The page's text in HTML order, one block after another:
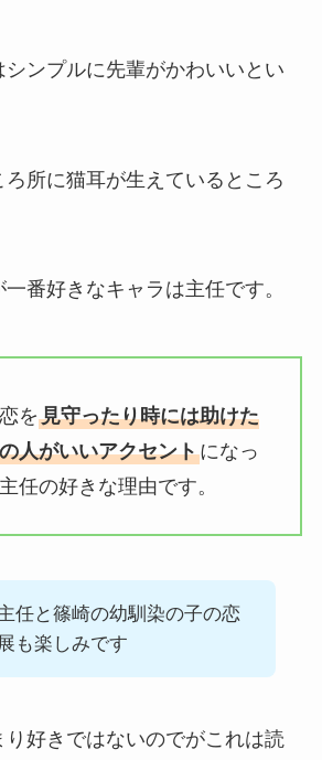
シンプルに先輩がかわいいとい
所に猫耳が生えているところ
番好きなキャラは主任です。
を見守ったり時には助けた
人がいいアクセントになっ
任の好きな理由です。
任と篠崎の幼馴染の子の恋
も楽しみです
好きではないのでがこれは読